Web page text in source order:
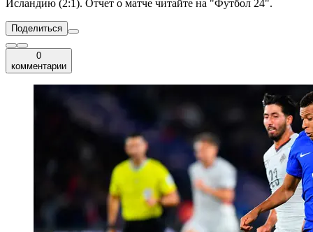
Исландию (2:1). Отчет о матче читайте на "Футбол 24".
Поделиться
0
комментарии